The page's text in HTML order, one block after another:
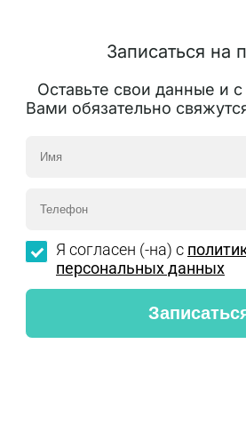
Записаться на
Оставьте свои данные и с
Вами обязательно
Я согласен (-на) с
персональных данных